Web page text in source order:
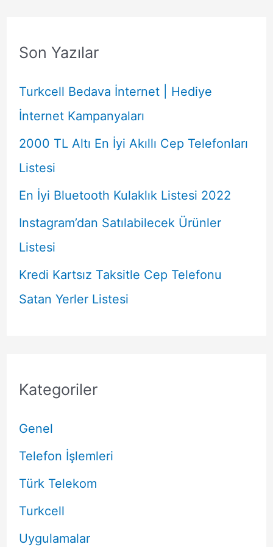
Son Yazılar
Turkcell Bedava İnternet | Hediye
İnternet Kampanyaları
2000 TL Altı En İyi Akıllı Cep Telefonları
Listesi
En İyi Bluetooth Kulaklık Listesi 2022
Instagram’dan Satılabilecek Ürünler
Listesi
Kredi Kartsız Taksitle Cep Telefonu
Satan Yerler Listesi
Kategoriler
Genel
Telefon İşlemleri
Türk Telekom
Turkcell
Uygulamalar